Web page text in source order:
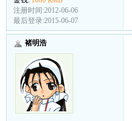
注册时间:2012-06-06
最后登录:2015-06-07
褚明浩